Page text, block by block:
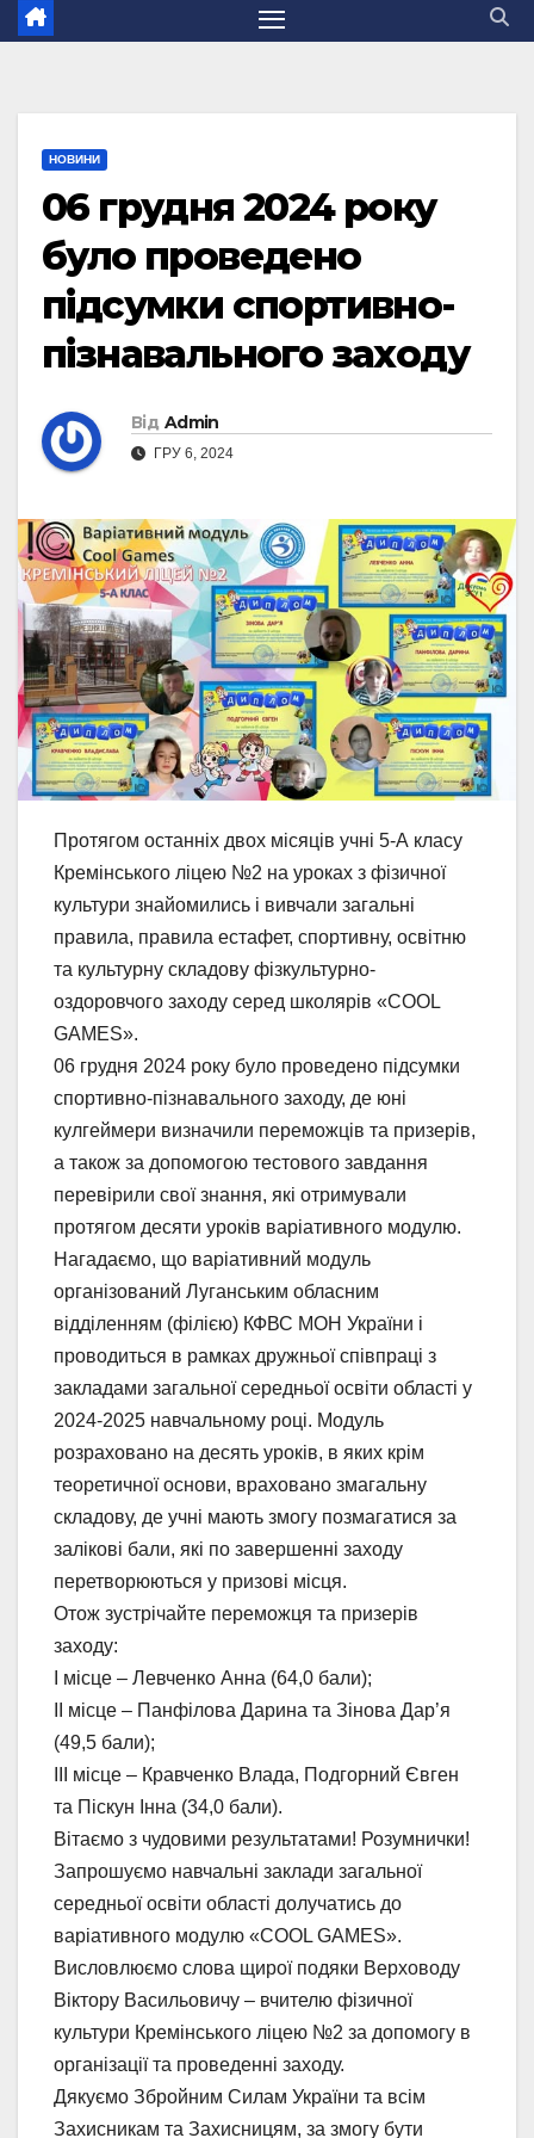
НОВИНИ
06 грудня 2024 року
було проведено
підсумки спортивно-
пізнавального заходу
Від Admin
ГРУ 6, 2024
Протягом останніх двох місяців учні 5-А класу
Кремінського ліцею №2 на уроках з фізичної
культури знайомились і вивчали загальні
правила, правила естафет, спортивну, освітню
та культурну складову фізкультурно-
оздоровчого заходу серед школярів «COOL
GAMES».
06 грудня 2024 року було проведено підсумки
спортивно-пізнавального заходу, де юні
кулгеймери визначили переможців та призерів,
а також за допомогою тестового завдання
перевірили свої знання, які отримували
протягом десяти уроків варіативного модулю.
Нагадаємо, що варіативний модуль
організований Луганським обласним
відділенням (філією) КФВС МОН України і
проводиться в рамках дружньої співпраці з
закладами загальної середньої освіти області у
2024-2025 навчальному році. Модуль
розраховано на десять уроків, в яких крім
теоретичної основи, враховано змагальну
складову, де учні мають змогу позмагатися за
залікові бали, які по завершенні заходу
перетворюються у призові місця.
Отож зустрічайте переможця та призерів
заходу:
І місце – Левченко Анна (64,0 бали);
ІІ місце – Панфілова Дарина та Зінова Дар’я
(49,5 бали);
ІІІ місце – Кравченко Влада, Подгорний Євген
та Піскун Інна (34,0 бали).
Вітаємо з чудовими результатами! Розумнички!
Запрошуємо навчальні заклади загальної
середньої освіти області долучатись до
варіативного модулю «COOL GAMES».
Висловлюємо слова щирої подяки Верховоду
Віктору Васильовичу – вчителю фізичної
культури Кремінського ліцею №2 за допомогу в
організації та проведенні заходу.
Дякуємо Збройним Силам України та всім
Захисникам та Захисницям, за змогу бути